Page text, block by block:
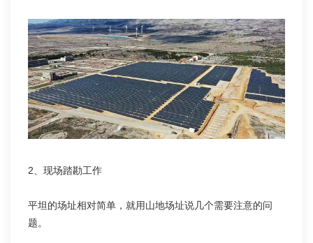
2、现场踏勘工作
平坦的场址相对简单，就用山地场址说几个需要注意的问
题。